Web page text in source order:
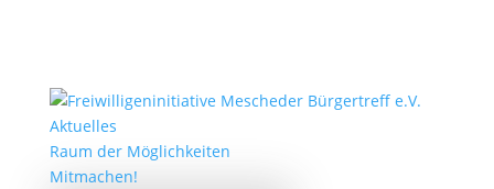
Aktuelles
Raum der Möglichkeiten
Mitmachen!